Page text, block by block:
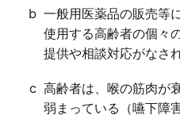
すい」。
b 一般用医薬品の販売等
使用する高齢者の個々
提供や相談対応がなさ
c 高齢者は、喉の筋肉が
弱まっている（嚥下障